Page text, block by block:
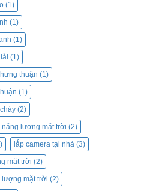
(1)
(1)
(1)
(1)
thuận (1)
(1)
(2)
năng lượng mặt trời (2)
lắp camera tại nhà (3)
mặt trời (2)
lượng mặt trời (2)